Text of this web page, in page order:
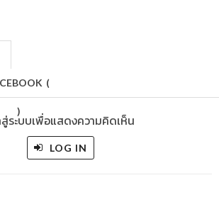
(
)
สู่ระบบเพื่อแสดงความคิดเห็น
LOG IN